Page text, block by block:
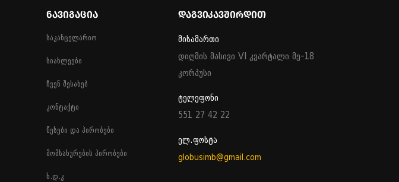
ᲜᲐᲕᲘᲒᲐᲪᲘᲐ
საკანცელარიო
სიახლეები
ჩვენ შესახებ
კონტაქტი
წესები და პირობები
მომსახურების პირობები
ხ.დ.კ
ᲓᲐᲒᲕᲘᲙᲐᲕᲨᲘᲠᲓᲘᲗ
მისამართი
დიღმის მასივი VI კვარტალი მე-18
კორპუსი
ტელეფონი
551 27 42 22
ელ.ფოსტა
globusimb@gmail.com